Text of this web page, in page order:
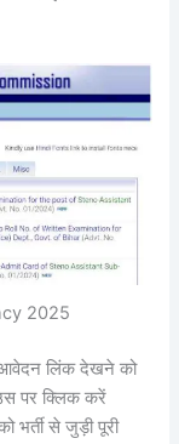
2025
आवेदन लिंक देखने को
पर क्लिक करें
से जुड़ी पूरी